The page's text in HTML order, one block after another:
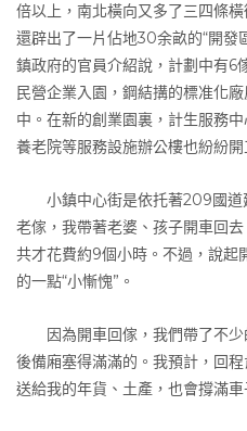
倍以上，南北橫向又多了三四條
還辟出了一片佔地30余畝的“開發
鎮政府的官員介紹說，計劃中有6
民營企業入園，鋼結搆的標准化
中。在新的創業園裏，計生服務
養老院等服務設施辦公樓也紛紛開
小鎮中心街是依托著209國道
老傢，我帶著老婆、孩子開車回
共才花費約9個小時。不過，說起
的一點“小慚愧”。
因為開車回傢，我們帶了不少
後備廂塞得滿滿的。我預計，回
送給我的年貨、土產，也會撐滿車